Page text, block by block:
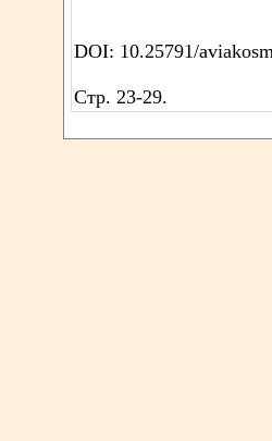
DOI: 10.25791/
Стр. 23-29.